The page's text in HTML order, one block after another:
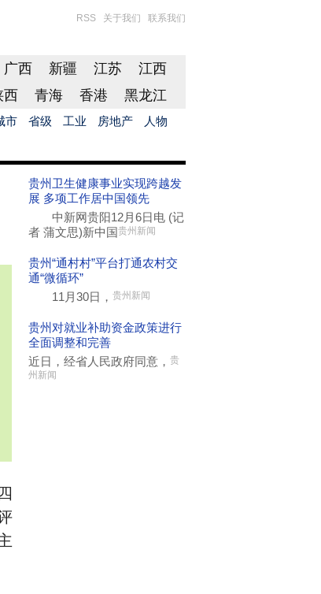
RSS 关于我们 联系我们
广西 新疆 江苏
江西
西 青海 香港 黑龙江
市 省级 工业 房地产 人物
贵州卫生健康事业实现跨越发
展 多项工作居中国领先
中新网贵阳12月6日电 (记
者 蒲文思)新中国贵州新闻
贵州“通村村”平台打通农村交
通“微循环”
11月30日， 贵州新闻
贵州对就业补助资金政策进行
全面调整和完善
近日，经省人民政府同意， 贵
州新闻